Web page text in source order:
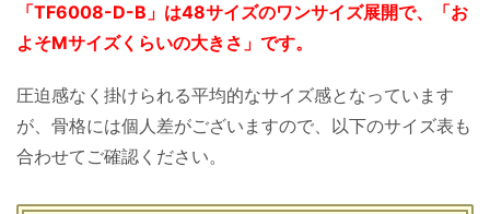
「TF6008-D-B」は48サイズのワンサイズ展開で、「お
よそMサイズくらいの大きさ」です。
圧迫感なく掛けられる平均的なサイズ感となっています
が、骨格には個人差がございますので、以下のサイズ表も
合わせてご確認ください。